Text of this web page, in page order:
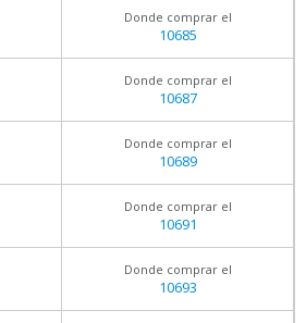
Donde comprar el
10685
Donde comprar el
10687
Donde comprar el
10689
Donde comprar el
10691
Donde comprar el
10693